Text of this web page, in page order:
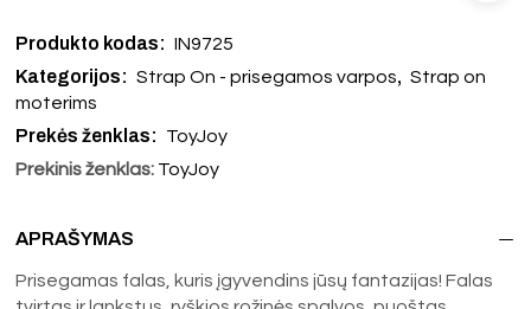
Produkto kodas: IN9725
Kategorijos: Strap On - prisegamos varpos, Strap on
moterims
Prekės ženklas:
ToyJoy
Prekinis ženklas: ToyJoy
APRAŠYMAS
Prisegamas falas, kuris įgyvendins jūsų fantazijas! Falas